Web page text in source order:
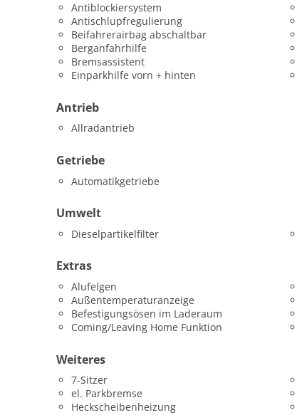
Antiblockiersystem
Antischlupfregulierung
Beifahrerairbag abschaltbar
Berganfahrhilfe
Bremsassistent
Einparkhilfe vorn + hinten
Antrieb
Allradantrieb
Getriebe
Automatikgetriebe
Umwelt
Dieselpartikelfilter
Extras
Alufelgen
Außentemperaturanzeige
Befestigungsösen im Laderaum
Coming/Leaving Home Funktion
Weiteres
7-Sitzer
el. Parkbremse
Heckscheibenheizung